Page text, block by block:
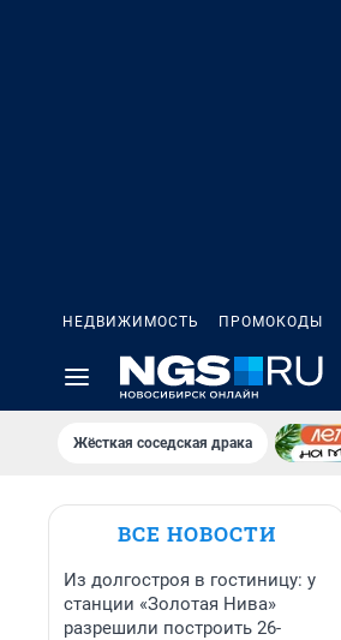
НЕДВИЖИМОСТЬ ПРОМОКОДЫ
Жёсткая соседская драка
ВСЕ НОВОСТИ
Из долгостроя в гостиницу: у
станции «Золотая Нива»
разрешили построить 26-